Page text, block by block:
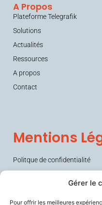
Gérer le
Pour offrir les meilleures
A Propos
Plateforme Telegrafik
Solutions
Actualités
Ressources
A propos
Contact
Mentions
Politque de confidentialité